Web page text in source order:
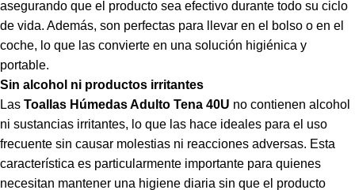
asegurando que el producto sea efectivo durante todo su ciclo
de vida. Además, son perfectas para llevar en el bolso o en el
coche, lo que las convierte en una solución higiénica y
portable.
Sin alcohol ni productos irritantes
Las Toallas Húmedas Adulto Tena 40U no contienen alcohol
ni sustancias irritantes, lo que las hace ideales para el uso
frecuente sin causar molestias ni reacciones adversas. Esta
característica es particularmente importante para quienes
necesitan mantener una higiene diaria sin que el producto